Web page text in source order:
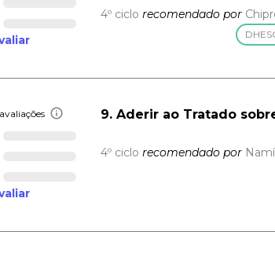
4º ciclo recomendado por
avaliações
9. Aderir ao Tratado
4º ciclo recomendado por